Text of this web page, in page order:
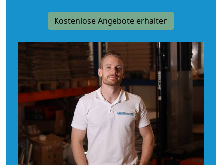
Kostenlose Angebote erhalten